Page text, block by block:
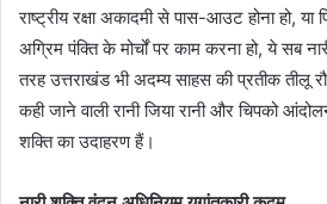
राष्ट्रीय रक्षा अकादमी से पास-आउट होना हो,
अग्रिम पंक्ति के मोर्चों पर काम करना हो, ये सब
तरह उत्तराखंड भी अदम्य साहस की प्रतीक तीलू
कही जाने वाली रानी जिया रानी और चिपको
शक्ति का उदाहरण हैं।